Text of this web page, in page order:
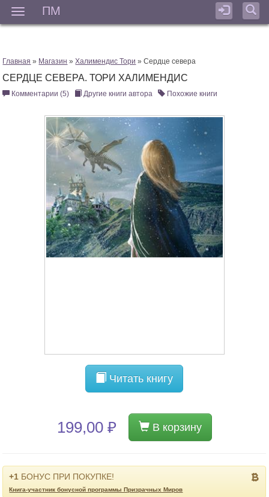
ПМ
Главная » Магазин »Халимендис Тори » Сердце севера
СЕРДЦЕ СЕВЕРА. ТОРИ ХАЛИМЕНДИС
Комментарии (5) Другие книги автора Похожие книги
Читать книгу
199,00 ₽ В корзину
+1 БОНУС ПРИ ПОКУПКЕ!
Книга-участник бонусной программы Призрачных Миров